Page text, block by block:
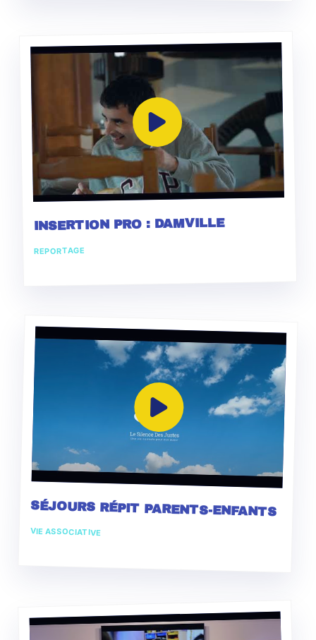
INSERTION PRO : DAMVILLE
REPORTAGE
SÉJOURS RÉPIT PARENTS-ENFANTS
VIE ASSOCIATIVE